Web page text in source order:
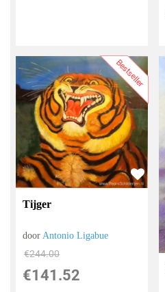
Bestseller
Tijger
doorAntonio Ligabue
€244.00
€141.52